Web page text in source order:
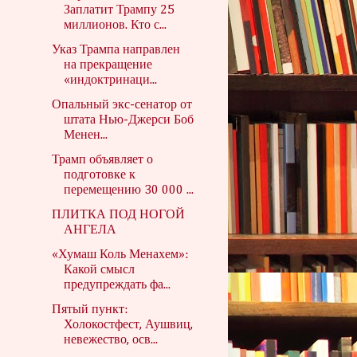
Заплатит Трампу 25
миллионов. Кто с...
Указ Трампа направлен
на прекращение
«индоктринаци...
Опальный экс-сенатор от
штата Нью-Джерси Боб
Менен...
Трамп объявляет о
подготовке к
перемещению 30 000 ...
ПЛИТКА ПОД НОГОЙ
АНГЕЛА
«Хумаш Коль Менахем»:
Какой смысл
предупреждать фа...
Пятый пункт:
Холокостфест, Аушвиц,
невежество, осв...